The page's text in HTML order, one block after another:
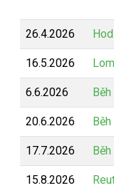
26.4.2026
16.5.2026
6.6.2026
20.6.2026
17.7.2026
15.8.2026